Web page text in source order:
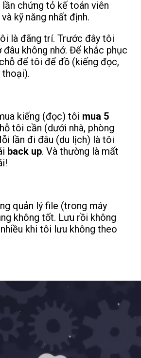
chứng tỏ kế toán viên
kỹ năng nhất định.
là đãng trí. Trước đây tôi
không nhớ. Để khắc phục
để tôi để đồ (kiếng đọc,
thoại).
kiếng (đọc) tôi mua 5
tôi cần (dưới nhà, phòng
lần đi đâu (du lịch) là tôi
back up. Và thường là mất
quản lý file (trong máy
không tốt. Lưu rồi không
khi tôi lưu không theo